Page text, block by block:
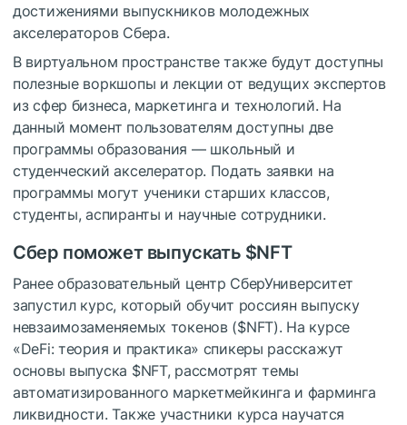
достижениями выпускников молодежных
акселераторов Сбера.
В виртуальном пространстве также будут доступны
полезные воркшопы и лекции от ведущих экспертов
из сфер бизнеса, маркетинга и технологий. На
данный момент пользователям доступны две
программы образования — школьный и
студенческий акселератор. Подать заявки на
программы могут ученики старших классов,
студенты, аспиранты и научные сотрудники.
Сбер поможет выпускать $NFT
Ранее образовательный центр СберУниверситет
запустил курс, который обучит россиян выпуску
невзаимозаменяемых токенов ($NFT). На курсе
«DeFi: теория и практика» спикеры расскажут
основы выпуска $NFT, рассмотрят темы
автоматизированного маркетмейкинга и фарминга
ликвидности. Также участники курса научатся